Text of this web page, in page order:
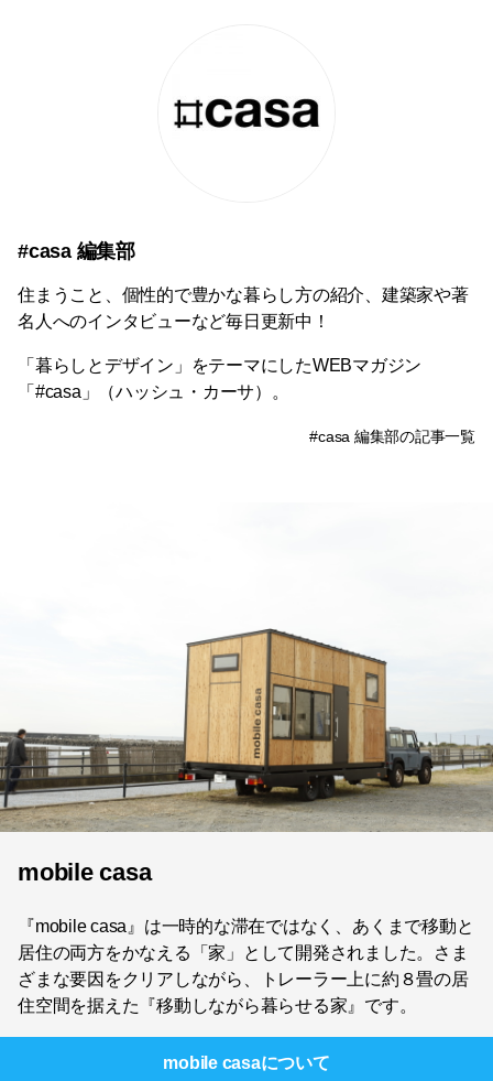
#casa 編集部
住まうこと、個性的で豊かな暮らし方の紹介、建築家や著
名人へのインタビューなど毎日更新中！
「暮らしとデザイン」をテーマにしたWEBマガジン
「#casa」（ハッシュ・カーサ）。
#casa 編集部の記事一覧
mobile casa
『mobile casa』は一時的な滞在ではなく、あくまで移動と
居住の両方をかなえる「家」として開発されました。さま
ざまな要因をクリアしながら、トレーラー上に約８畳の居
住空間を据えた『移動しながら暮らせる家』です。
mobile casaについて